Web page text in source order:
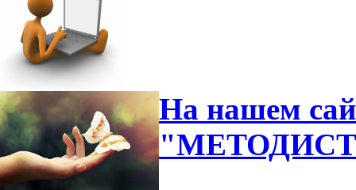
На нашем